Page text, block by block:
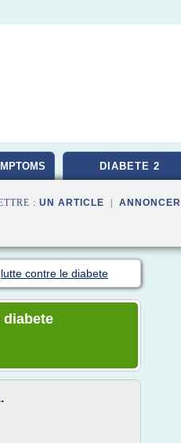
DIABETE 2
: UN ARTICLE ANNONCER
lutte contre le diabete